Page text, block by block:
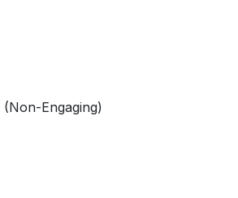
(Non-Engaging)